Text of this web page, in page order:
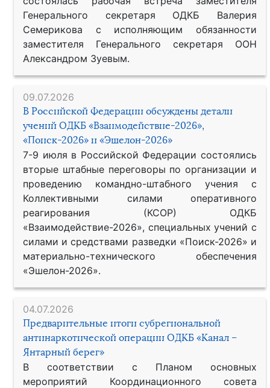
Генерального секретаря ОДКБ Валерия
Семерикова с исполняющим обязанности
заместителя Генерального секретаря ООН
Александром Зуевым.
09.07.2026
В Российской Федерации обсуждены детали
учений ОДКБ «Взаимодействие-2026»,
«Поиск-2026» и «Эшелон-2026»
7-9 июля в Российской Федерации состоялись
вторые штабные переговоры по организации и
проведению командно-штабного учения с
Коллективными силами оперативного
реагирования (КСОР) ОДКБ
«Взаимодействие-2026», специальных учений с
силами и средствами разведки «Поиск-2026» и
материально-технического обеспечения
«Эшелон-2026».
04.07.2026
Предварительные итоги субрегиональной
антинаркотической операции ОДКБ «Канал –
Янтарный берег»
В соответствии с Планом основных
мероприятий Координационного совета